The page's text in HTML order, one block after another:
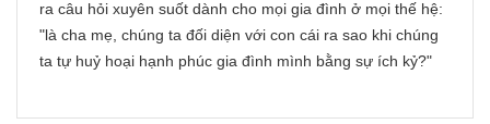
ra câu hỏi xuyên suốt dành cho mọi gia đình ở mọi thế hệ:
"là cha mẹ, chúng ta đối diện với con cái ra sao khi chúng
ta tự huỷ hoại hạnh phúc gia đình mình bằng sự ích kỷ?"